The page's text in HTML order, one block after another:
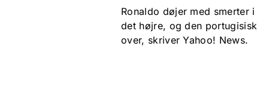
Ronaldo døjer med smerter
det højre, og den
over, skriver Yahoo! News.